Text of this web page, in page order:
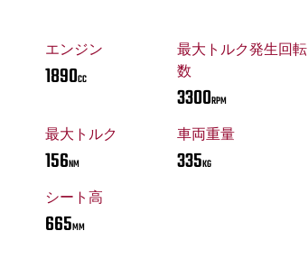
エンジン
1890CC
最大トルク発生回転
数
3300RPM
最大トルク
156NM
車両重量
335KG
シート高
665MM